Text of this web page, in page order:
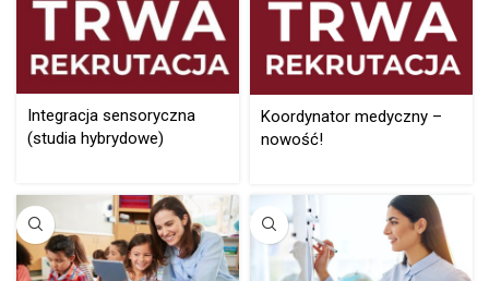
Integracja sensoryczna
(studia hybrydowe)
Koordynator medyczny –
nowość!